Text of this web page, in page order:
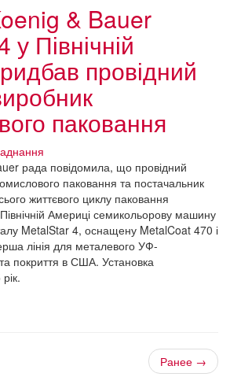
& Bauer
Північній
провідний
паковання
рада повідомила, що провідний
паковання та постачальник
життєвого циклу паковання
Америці семикольорову машину
MetalStar 4, оснащену MetalCoat 470 і
лінія для металевого УФ-
та покриття в США. Установка
Ранее →